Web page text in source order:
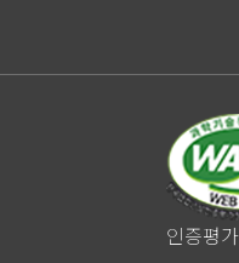
인증평